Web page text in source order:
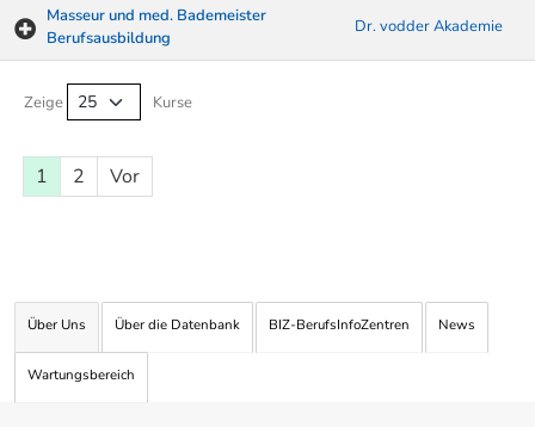
Masseur und med. Bademeister
Berufsausbildung
Dr. vodder Akademie
Zeige Kurse
1 2 Vor
Über Uns Über die Datenbank BIZ-BerufsInfoZentren News
Wartungsbereich